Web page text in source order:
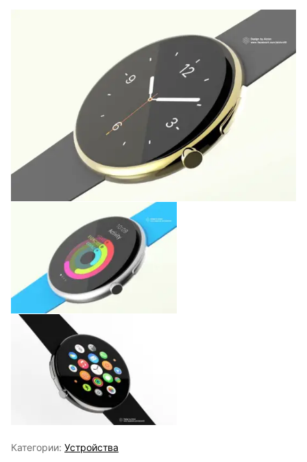
Категории: Устройства